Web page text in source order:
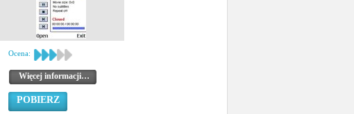
Ocena:
Więcej informacji…
POBIERZ